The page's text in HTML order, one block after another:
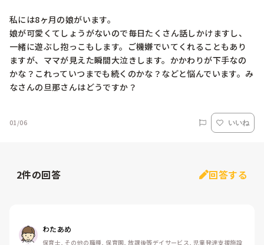
私には8ヶ月の娘がいます。
娘が可愛くてしょうがないので毎日たくさん話しかけますし、
一緒に遊ぶし抱っこもします。ご機嫌でいてくれることもあり
ますが、ママが見えた瞬間大泣きします。かかわりが下手なの
かな？これっていつまでも続くのかな？などと悩んでいます。み
なさんの旦那さんはどうですか？
01/06 いいね
2件の回答 回答する
わたあめ
保育士, その他の職種, 保育園, 放課後等デイサービス, 児童発達支援施設